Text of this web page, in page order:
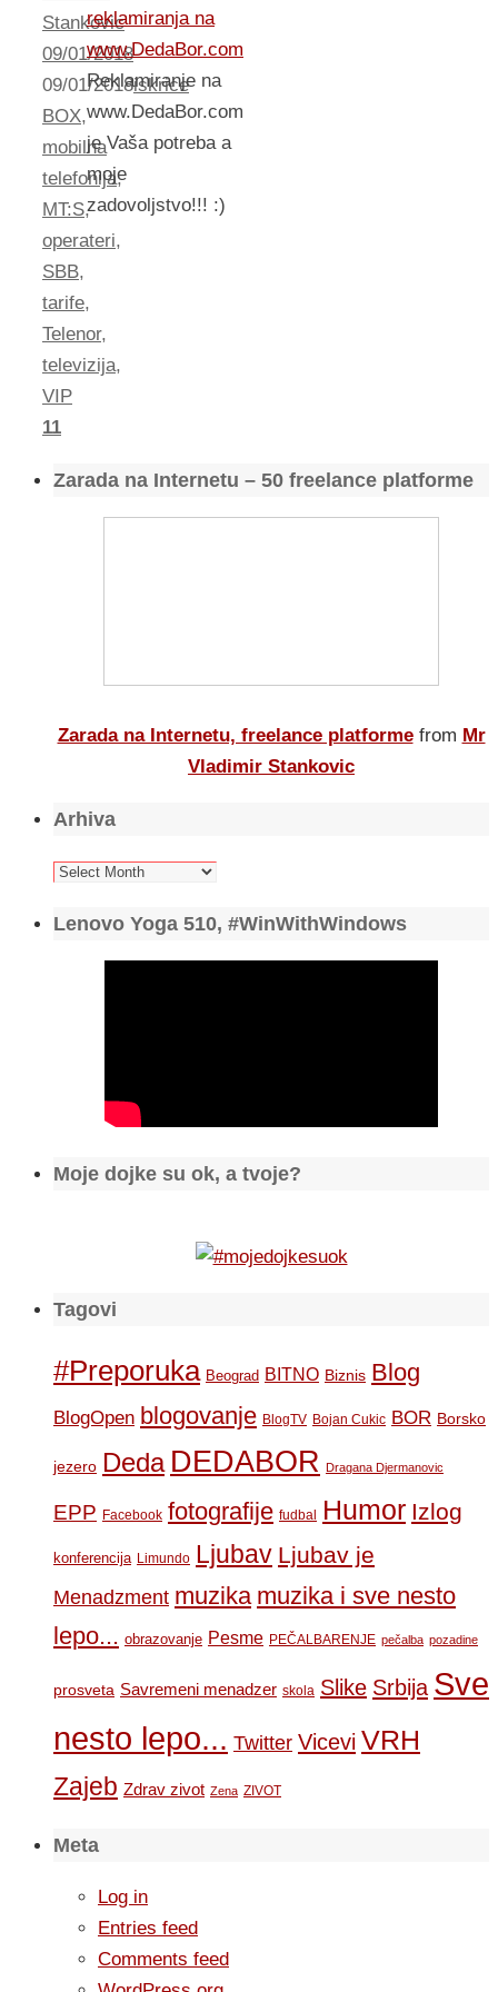
Stankovic
09/01/2018
09/01/2018iskrice
BOX,
mobilna
telefonija,
MT:S,
operateri,
SBB,
tarife,
Telenor,
televizija,
VIP
11
reklamiranja na
www.DedaBor.com
Reklamiranje na
www.DedaBor.com
je Vaša potreba a
moje
zadovoljstvo!!! :)
Zarada na Internetu – 50 freelance platforme
Zarada na Internetu, freelance platforme from Mr
Vladimir Stankovic
Arhiva
Arhiva
Lenovo Yoga 510, #WinWithWindows
Moje dojke su ok, a tvoje?
Tagovi
#Preporuka Beograd BITNO Biznis Blog
BlogOpen blogovanje BlogTV Bojan Cukic BOR Borsko
jezero Deda DEDABOR Dragana Djermanovic
EPP Facebook fotografije fudbal Humor Izlog
konferencija Limundo Ljubav Ljubav je
Menadzment muzika muzika i sve nesto
lepo... obrazovanje Pesme PEČALBARENJE pečalba pozadine
prosveta Savremeni menadzer skola Slike Srbija Sve
nesto lepo... Twitter Vicevi VRH
Zajeb Zdrav zivot Zena ZIVOT
Meta
Log in
Entries feed
Comments feed